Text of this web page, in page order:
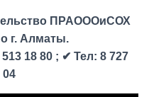
ПРАОООиСОХ
г. Алматы.
18 80 ; ✔ Тел: 8 727
04